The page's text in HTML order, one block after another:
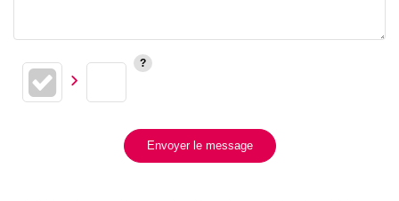
Envoyer le message